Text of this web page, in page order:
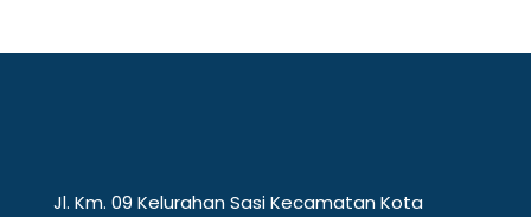
Jl. Km. 09 Kelurahan Sasi Kecamatan Kota